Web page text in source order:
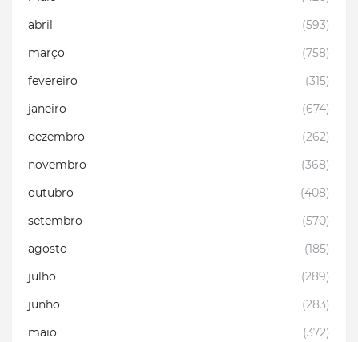
abril
(593)
março
(758)
fevereiro
(315)
janeiro
(674)
dezembro
(262)
novembro
(368)
outubro
(408)
setembro
(570)
agosto
(185)
julho
(289)
junho
(283)
maio
(372)